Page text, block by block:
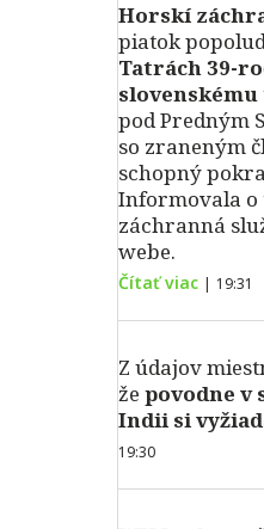
Horskí
piatok
Tatrách 39-
pod Predným
so zraneným
schopný
Informovala o
záchranná
webe.
Čítať viac | 19:31
Z údajov
že povodne v
Indii si
19:30